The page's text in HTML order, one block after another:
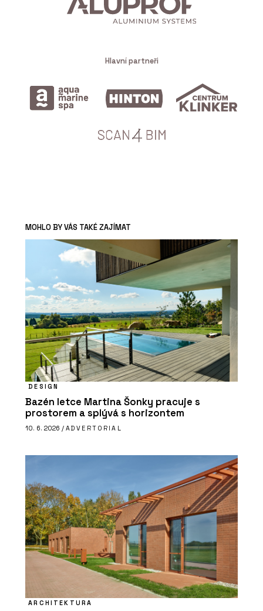
Hlavní partneři
MOHLO BY VÁS TAKÉ ZAJÍMAT
DESIGN
Bazén letce Martina Šonky pracuje s
prostorem a splývá s horizontem
10. 6. 2026 / ADVERTORIAL
ARCHITEKTURA